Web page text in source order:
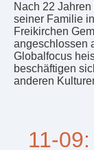
Nach 22
seiner Familie
Freikirchen
angeschlossen
Globalfocus
beschäftigen
anderen
11-